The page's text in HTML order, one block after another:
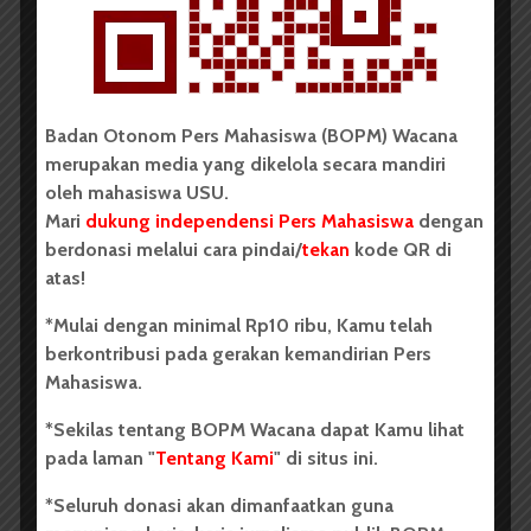
Vertikal | Dea Amanda Sembiring
Walking | Muhammad Ghazi Al Ghifari Lubis
Badan Otonom Pers Mahasiswa (BOPM) Wacana
merupakan media yang dikelola secara mandiri
oleh mahasiswa USU.
Mari dukung independensi Pers Mahasiswa dengan
berdonasi melalui cara pindai/tekan kode QR di
atas!
*Mulai dengan minimal Rp10 ribu, Kamu telah
berkontribusi pada gerakan kemandirian Pers
Mahasiswa.
*Sekilas tentang BOPM Wacana dapat Kamu lihat
pada laman "Tentang Kami" di situs ini.
*Seluruh donasi akan dimanfaatkan guna